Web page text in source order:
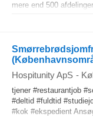
mere end 500
Hospitunity ApS -
tjener #restaurantjob
#deltid #fuldtid
#kok #ekspedient